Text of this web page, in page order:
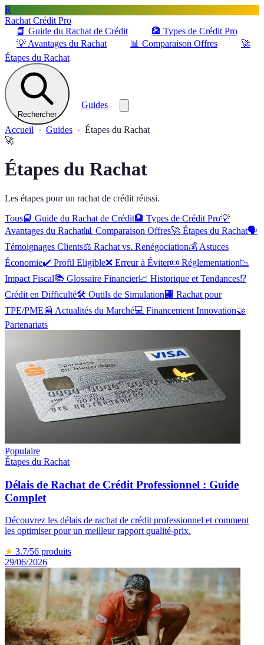
R
Rachat Crédit Pro
📘 Guide du Rachat de Crédit 🏦 Types de Crédit Pro
💡 Avantages du Rachat 📊 Comparaison Offres
🚀
Étapes du Rachat
Rechercher
Guides
Accueil Guides
Étapes du Rachat
🚀
Étapes du Rachat
Les étapes pour un rachat de crédit réussi.
Tous📘 Guide du Rachat de Crédit🏦 Types de Crédit Pro💡
Avantages du Rachat📊 Comparaison Offres🚀 Étapes du Rachat🗣️
Témoignages Clients⚖️ Rachat vs. Renégociation💰 Astuces
Économie✔️ Profil Eligible❌ Erreur à Éviter📜 Réglementation📉
Impact Fiscal📚 Glossaire Financier📈 Historique et Tendances⁉️
Crédit en Difficulté🛠️ Outils de Simulation 🏢 Rachat pour
TPE/PME📰 Actualités du Marché💻 Financement Innovation🤝
Partenariats
Populaire
Étapes du Rachat
Délais de Rachat de Crédit Professionnel : Guide
Complet
Découvrez les délais de rachat de crédit professionnel et comment
les optimiser pour un meilleur rapport qualité-prix.
★ 3.7/56 produits
29/06/2026